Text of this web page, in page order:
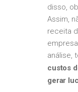
disso,
Assim,
receita
análise,
custos
gerar